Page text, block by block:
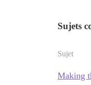
Sujets
Sujet
Making